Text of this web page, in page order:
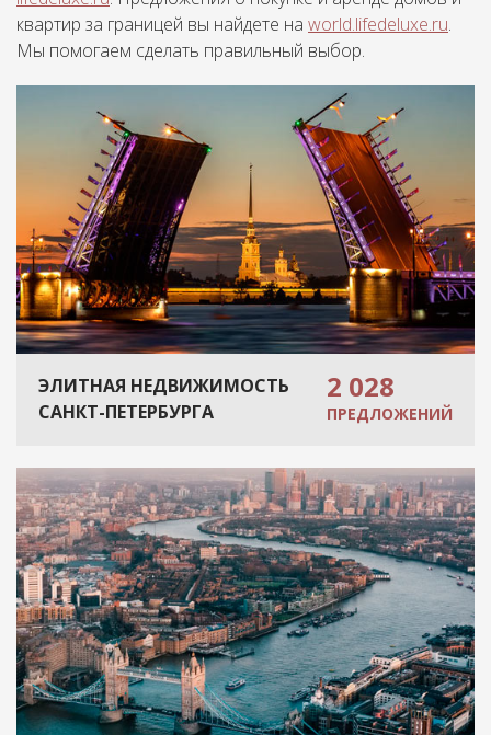
квартир за границей вы найдете на world.lifedeluxe.ru.
Мы помогаем сделать правильный выбор.
ЭЛИТНАЯ НЕДВИЖИМОСТЬ
САНКТ-ПЕТЕРБУРГА
2 028
ПРЕДЛОЖЕНИЙ